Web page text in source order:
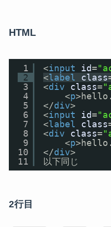
HTML
1
2
3
4
5
6
7
8
9
10
11
<input id=
<label class
<div class=
<p
</div>
<input id=
<label class
<div class=
<p
</div>
以下同じ
2行目